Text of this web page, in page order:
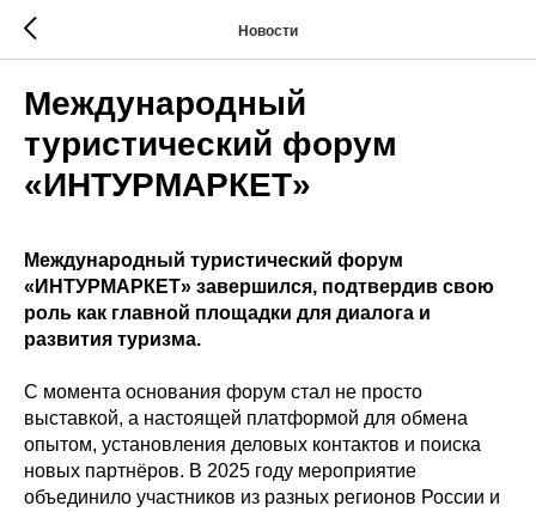
Новости
Международный
туристический форум
«ИНТУРМАРКЕТ»
Международный туристический форум
«ИНТУРМАРКЕТ» завершился, подтвердив свою
роль как главной площадки для диалога и
развития туризма.
С момента основания форум стал не просто
выставкой, а настоящей платформой для обмена
опытом, установления деловых контактов и поиска
новых партнёров. В 2025 году мероприятие
объединило участников из разных регионов России и